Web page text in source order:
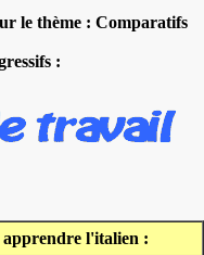
le thème : Comparatifs
:
apprendre l'italien :